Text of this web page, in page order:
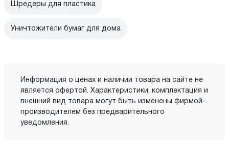
Шредеры для пластика
Уничтожители бумаг для дома
Информация о ценах и наличии товара на сайте не
является офертой. Характеристики, комплектация и
внешний вид товара могут быть изменены фирмой-
производителем без предварительного
уведомления.